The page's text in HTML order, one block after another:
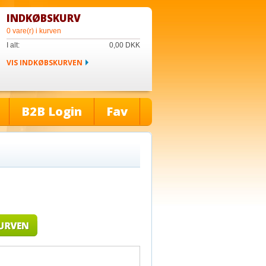
INDKØBSKURV
0 vare(r) i kurven
I alt:
0,00 DKK
VIS INDKØBSKURVEN
B2B Login Fav